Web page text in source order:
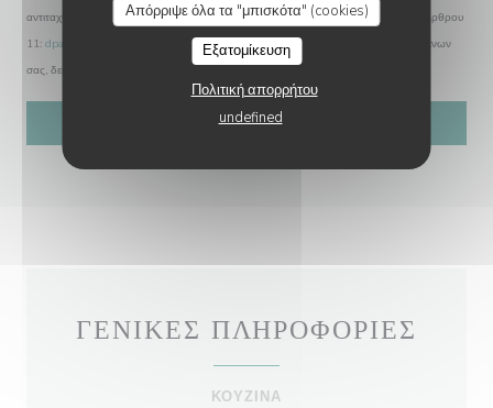
Απόρριψε όλα τα "μπισκότα" (cookies)
Εξατομίκευση
Πολιτική απορρήτου
undefined
αντιταχθείτε σε εμπορικές επικοινωνίες. Μπορείτε να εγγραφείτε στο Μητρώο του Άρθρου
11: dpa.gr
. Για περισσότερες πληροφορίες σχετικά με την επεξεργασία των δεδομένων
σας, δείτε την
ΓΕΝΙΚΈΣ ΠΛΗΡΟΦΟΡΊΕΣ
ΚΟΥΖΊΝΑ